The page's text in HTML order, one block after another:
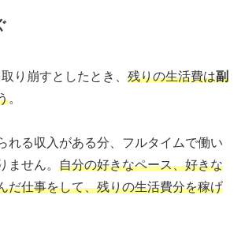
り崩すとしたとき、 残りの生活費は副
。
れる収入がある分、フルタイムで働い
ません。 自分の好きなペース、好きな
だ仕事をして、残りの生活費分を稼げ